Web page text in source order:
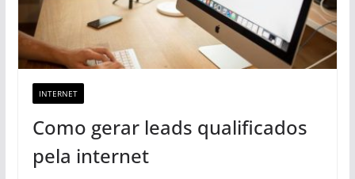
INTERNET
Como gerar leads qualificados
pela internet